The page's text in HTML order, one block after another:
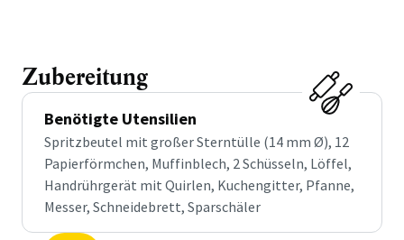
Zubereitung
Benötigte Utensilien
Spritzbeutel mit großer Sterntülle (14 mm Ø), 12
Papierförmchen, Muffinblech, 2 Schüsseln, Löffel,
Handrührgerät mit Quirlen, Kuchengitter, Pfanne,
Messer, Schneidebrett, Sparschäler